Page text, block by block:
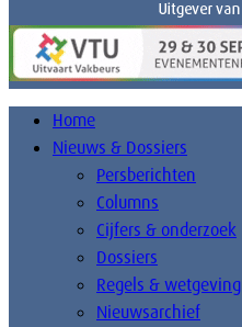
Home
Nieuws & Dossiers
Persberichten
Columns
Cijfers & onderzoek
Dossiers
Regels & wetgeving
Nieuwsarchief